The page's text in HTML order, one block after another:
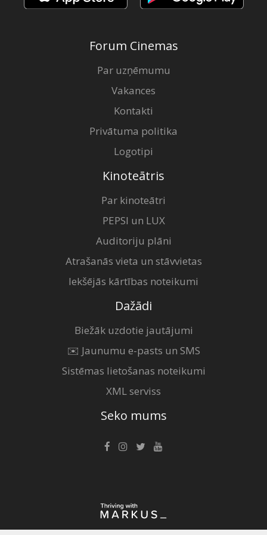
Forum Cinemas
Par uzņēmumu
Vakances
Kontakti
Privātuma politika
Logotipi
Kinoteātris
Par kinoteātri
PEPSI un LUX
Auditoriju plāni
Atrašanās vieta un stāvvietas
Iekšējās kārtības noteikumi
Dažādi
Biežāk uzdotie jautājumi
✉️ Jaunumu e-pasts un SMS
Sistēmas lietošanas noteikumi
XML serviss
Seko mums